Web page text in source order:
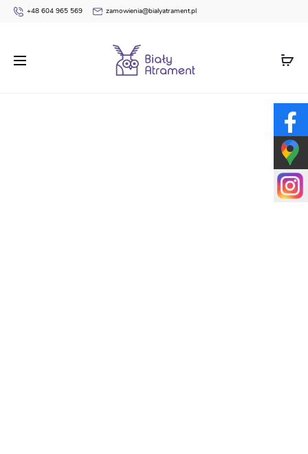
+48 604 965 569 zamowienia@bialyatrament.pl
Teczka na dyplomy i świadectwo T1